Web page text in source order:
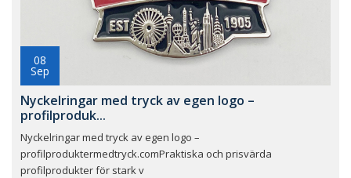
08
Sep
Nyckelringar med tryck av egen logo –
profilproduk...
Nyckelringar med tryck av egen logo –
profilproduktermedtryck.comPraktiska och prisvärda
profilprodukter för stark v